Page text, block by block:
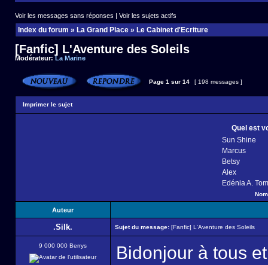
Voir les messages sans réponses | Voir les sujets actifs
Index du forum » La Grand Place » Le Cabinet d'Ecriture
[Fanfic] L'Aventure des Soleils
Modérateur:La Marine
Page 1 sur 14 [ 198 messages ]
Imprimer le sujet
Quel est
Sun Shine
Marcus
Betsy
Alex
Edénia A.
Auteur
.Silk. Sujet du message: [Fanfic] L'Aventure des Soleils
9 000 000 Berrys
Bidonjour à tous